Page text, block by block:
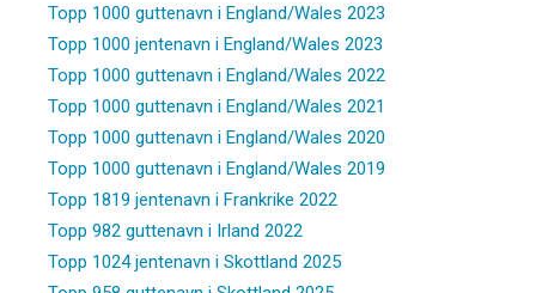
Topp 1000 guttenavn i England/Wales 2023
Topp 1000 jentenavn i England/Wales 2023
Topp 1000 guttenavn i England/Wales 2022
Topp 1000 guttenavn i England/Wales 2021
Topp 1000 guttenavn i England/Wales 2020
Topp 1000 guttenavn i England/Wales 2019
Topp 1819 jentenavn i Frankrike 2022
Topp 982 guttenavn i Irland 2022
Topp 1024 jentenavn i Skottland 2025